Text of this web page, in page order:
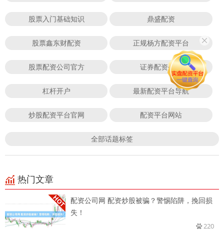
股票入门基础知识 鼎盛配资
股票鑫东财配资 正规杨方配资平台
股票配资公司官方 证券配资公司
杠杆开户 最新配资平台导航
炒股配资平台官网 配资平台网站
全部话题标签
热门文章
配资公司网 配资炒股被骗？警惕陷阱，挽回损
失！
220